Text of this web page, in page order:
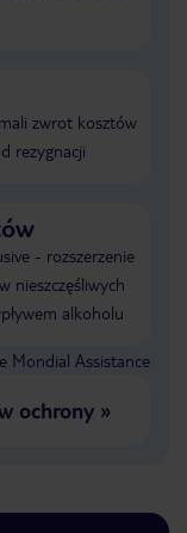
zwrot kosztów
rezygnacji
- rozszerzenie
nieszczęśliwych
alkoholu
Mondial Assistance
ochrony»